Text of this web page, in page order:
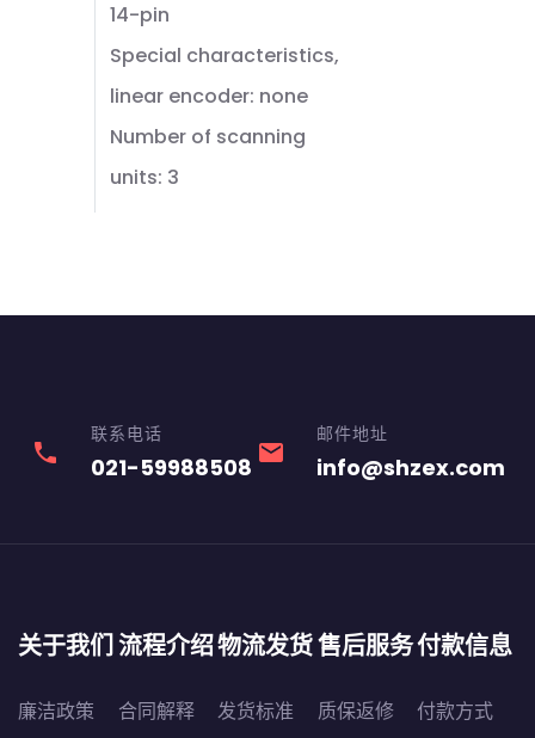
14-pin
Special characteristics,
linear encoder: none
Number of scanning
units: 3
phone
联系电话
021-59988508 email
邮件地址
info@shzex.com
关于我们
廉洁政策
流程介绍
合同解释
物流发货
发货标准
售后服务
质保返修
付款信息
付款方式